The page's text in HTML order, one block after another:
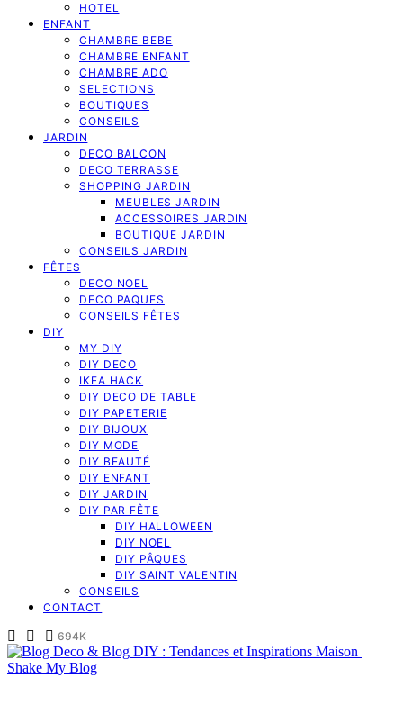
HOTEL
ENFANT
CHAMBRE BEBE
CHAMBRE ENFANT
CHAMBRE ADO
SELECTIONS
BOUTIQUES
CONSEILS
JARDIN
DECO BALCON
DECO TERRASSE
SHOPPING JARDIN
MEUBLES JARDIN
ACCESSOIRES JARDIN
BOUTIQUE JARDIN
CONSEILS JARDIN
FÊTES
DECO NOEL
DECO PAQUES
CONSEILS FÊTES
DIY
MY DIY
DIY DECO
IKEA HACK
DIY DECO DE TABLE
DIY PAPETERIE
DIY BIJOUX
DIY MODE
DIY BEAUTÉ
DIY ENFANT
DIY JARDIN
DIY PAR FÊTE
DIY HALLOWEEN
DIY NOEL
DIY PÂQUES
DIY SAINT VALENTIN
CONSEILS
CONTACT
694K